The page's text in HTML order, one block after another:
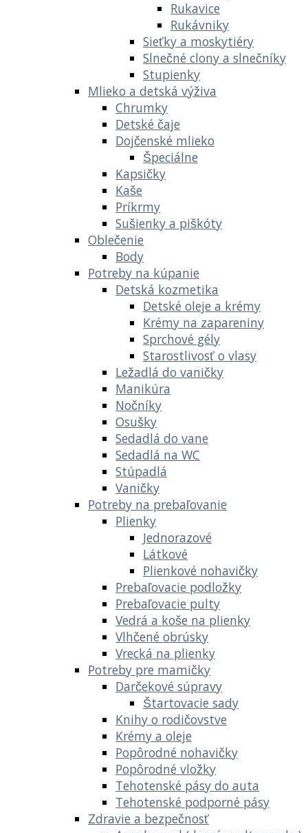
Rukavice
Rukávniky
Sieťky a moskytiéry
Slnečné clony a slnečníky
Stupienky
Mlieko a detská výživa
Chrumky
Detské čaje
Dojčenské mlieko
Špeciálne
Kapsičky
Kaše
Príkrmy
Sušienky a piškóty
Oblečenie
Body
Potreby na kúpanie
Detská kozmetika
Detské oleje a krémy
Krémy na zapareniny
Sprchové gély
Starostlivosť o vlasy
Ležadlá do vaničky
Manikúra
Nočníky
Osušky
Sedadlá do vane
Sedadlá na WC
Stúpadlá
Vaničky
Potreby na prebaľovanie
Plienky
Jednorazové
Látkové
Plienkové nohavičky
Prebaľovacie podložky
Prebaľovacie pulty
Vedrá a koše na plienky
Vlhčené obrúsky
Vrecká na plienky
Potreby pre mamičky
Darčekové súpravy
Štartovacie sady
Knihy o rodičovstve
Krémy a oleje
Popôrodné nohavičky
Popôrodné vložky
Tehotenské pásy do auta
Tehotenské podporné pásy
Zdravie a bezpečnosť